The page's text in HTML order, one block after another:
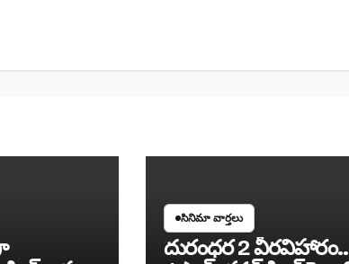
సినిమా వార్తలు
దురంధర 2 వీరవిహారం..